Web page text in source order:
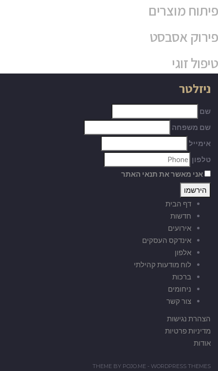
פיתוח מוצרים
פירוק אסבסט
טיפול זוגי
ניזלטר
שם
שם משפחה
אימייל
טלפון
אני מאשר את תנאי האתר
דף הבית
חדשות
אירועים
אינדקס העסקים
אלפון
לוח מודעות קהילתי
ברכות
ניחומים
צור קשר
הצהרת נגישות
מדיניות פרטיות
אודות
THEME BY POJO.ME - WORDPRESS THEMES